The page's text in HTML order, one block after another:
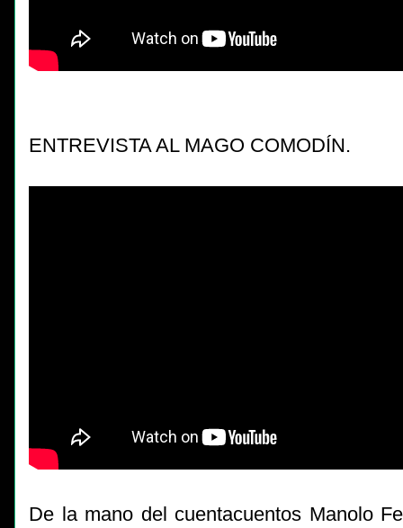
ENTREVISTA AL MAGO COMODÍN.
De la mano del cuentacuentos Manolo